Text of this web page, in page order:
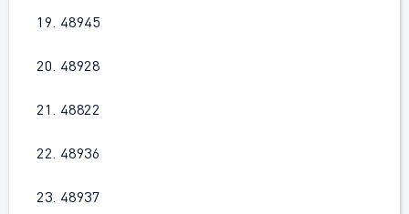
19. 48945
20. 48928
21. 48822
22. 48936
23. 48937